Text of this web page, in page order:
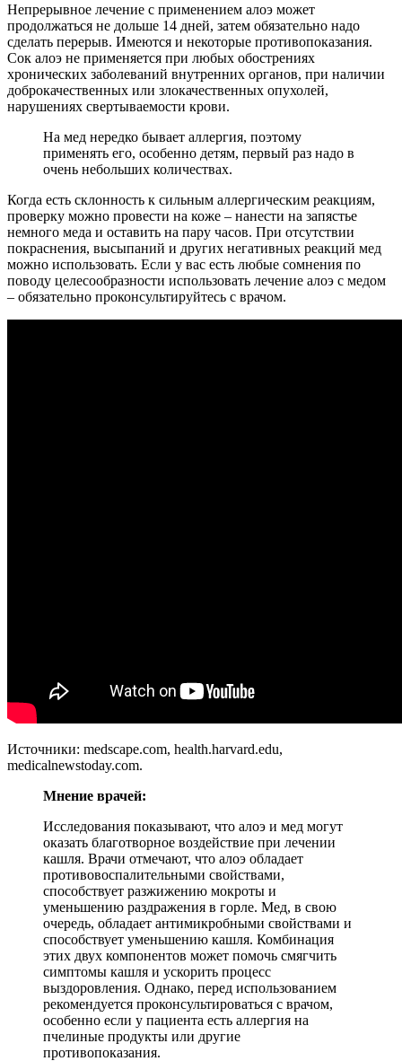
Непрерывное лечение с применением алоэ может
продолжаться не дольше 14 дней, затем обязательно надо
сделать перерыв. Имеются и некоторые противопоказания.
Сок алоэ не применяется при любых обострениях
хронических заболеваний внутренних органов, при наличии
доброкачественных или злокачественных опухолей,
нарушениях свертываемости крови.
На мед нередко бывает аллергия, поэтому
применять его, особенно детям, первый раз надо в
очень небольших количествах.
Когда есть склонность к сильным аллергическим реакциям,
проверку можно провести на коже – нанести на запястье
немного меда и оставить на пару часов. При отсутствии
покраснения, высыпаний и других негативных реакций мед
можно использовать. Если у вас есть любые сомнения по
поводу целесообразности использовать лечение алоэ с медом
– обязательно проконсультируйтесь с врачом.
Источники: medscape.com, health.harvard.edu,
medicalnewstoday.com.
Мнение врачей:
Исследования показывают, что алоэ и мед могут
оказать благотворное воздействие при лечении
кашля. Врачи отмечают, что алоэ обладает
противовоспалительными свойствами,
способствует разжижению мокроты и
уменьшению раздражения в горле. Мед, в свою
очередь, обладает антимикробными свойствами и
способствует уменьшению кашля. Комбинация
этих двух компонентов может помочь смягчить
симптомы кашля и ускорить процесс
выздоровления. Однако, перед использованием
рекомендуется проконсультироваться с врачом,
особенно если у пациента есть аллергия на
пчелиные продукты или другие
противопоказания.